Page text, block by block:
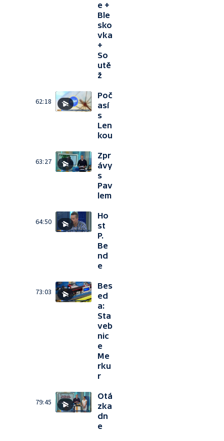
e +
Ble
sko
vka
+
So
utě
ž
62:18
Poč
así
s
Len
kou
63:27
Zpr
ávy
s
Pav
lem
64:50
Ho
st
P.
Be
nd
e
73:03
Bes
ed
a:
Sta
veb
nic
e
Me
rku
r
79:45
Otá
zka
dn
e